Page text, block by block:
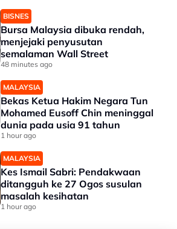
BISNES
Bursa Malaysia dibuka rendah,
menjejaki penyusutan
semalaman Wall Street
48 minutes ago
MALAYSIA
Bekas Ketua Hakim Negara Tun
Mohamed Eusoff Chin meninggal
dunia pada usia 91 tahun
1 hour ago
MALAYSIA
Kes Ismail Sabri: Pendakwaan
ditangguh ke 27 Ogos susulan
masalah kesihatan
1 hour ago